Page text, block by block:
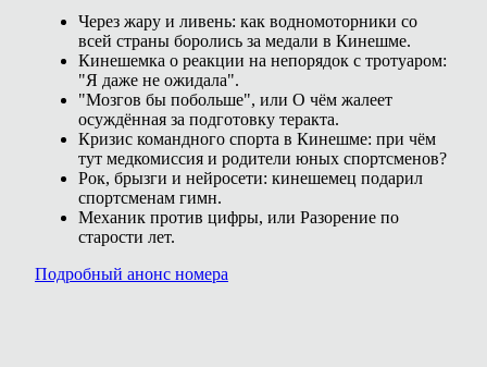
Через жару и ливень: как водномоторники со
всей страны боролись за медали в Кинешме.
Кинешемка о реакции на непорядок с тротуаром:
"Я даже не ожидала".
"Мозгов бы побольше", или О чём жалеет
осуждённая за подготовку теракта.
Кризис командного спорта в Кинешме: при чём
тут медкомиссия и родители юных спортсменов?
Рок, брызги и нейросети: кинешемец подарил
спортсменам гимн.
Механик против цифры, или Разорение по
старости лет.
Подробный анонс номера